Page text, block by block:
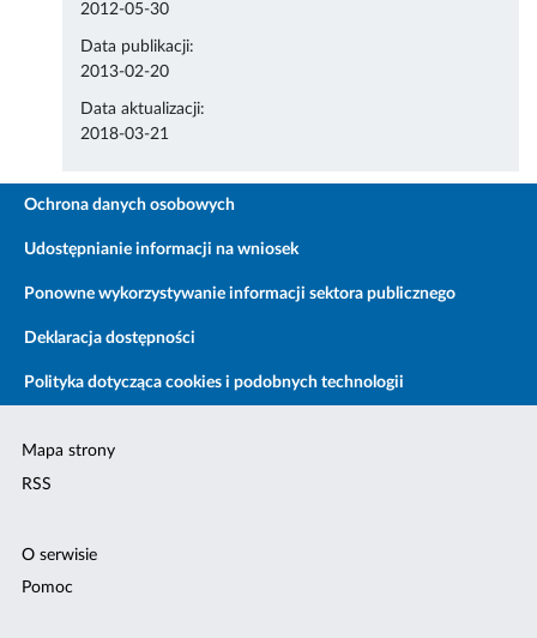
2012-05-30
Data publikacji:
2013-02-20
Data aktualizacji:
2018-03-21
Ochrona danych osobowych
Udostępnianie informacji na wniosek
Ponowne wykorzystywanie informacji sektora publicznego
Deklaracja dostępności
Polityka dotycząca cookies i podobnych technologii
Mapa strony
RSS
O serwisie
Pomoc